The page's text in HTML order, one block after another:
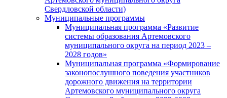
Свердловской области)
Муниципальные программы
Муниципальная программа «Развитие
системы образования Артемовского
муниципального округа на период 2023 –
2028 годов»
Муниципальная программа «Формирование
законопослушного поведения участников
дорожного движения на территории
Артемовского муниципального округа